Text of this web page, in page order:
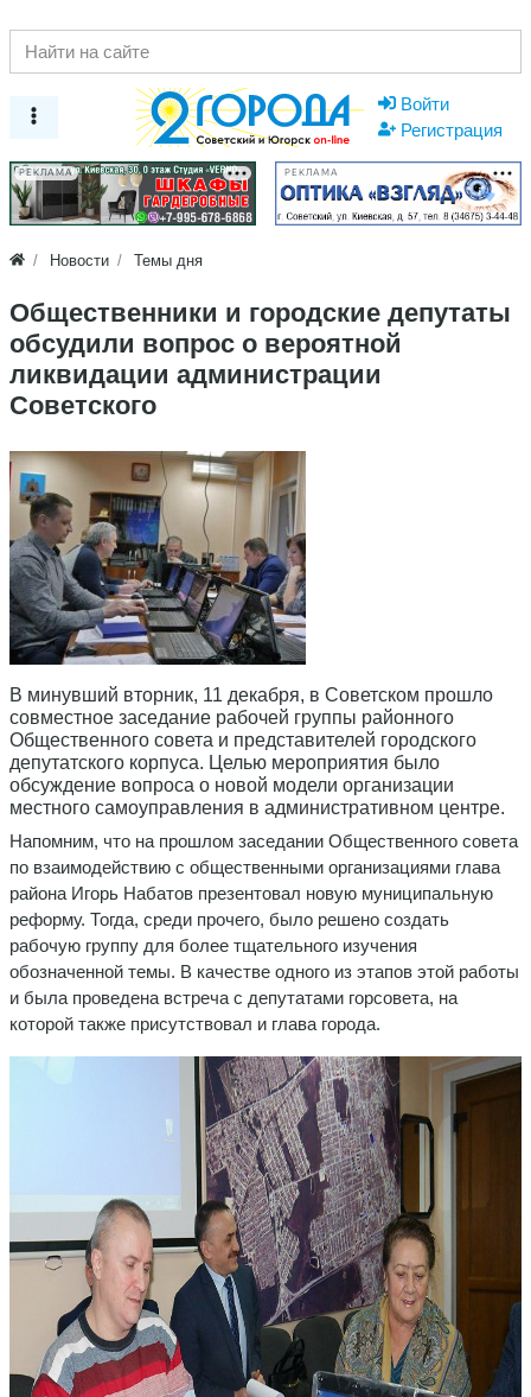
Войти
Регистрация
РЕКЛАМА РЕКЛАМА
Новости Темы дня
Общественники и городские депутаты
обсудили вопрос о вероятной
ликвидации администрации
Советского
В минувший вторник, 11 декабря, в Советском прошло
совместное заседание рабочей группы районного
Общественного совета и представителей городского
депутатского корпуса. Целью мероприятия было
обсуждение вопроса о новой модели организации
местного самоуправления в административном центре.
Напомним, что на прошлом заседании Общественного совета
по взаимодействию с общественными организациями глава
района Игорь Набатов презентовал новую муниципальную
реформу. Тогда, среди прочего, было решено создать
рабочую группу для более тщательного изучения
обозначенной темы. В качестве одного из этапов этой работы
и была проведена встреча с депутатами горсовета, на
которой также присутствовал и глава города.